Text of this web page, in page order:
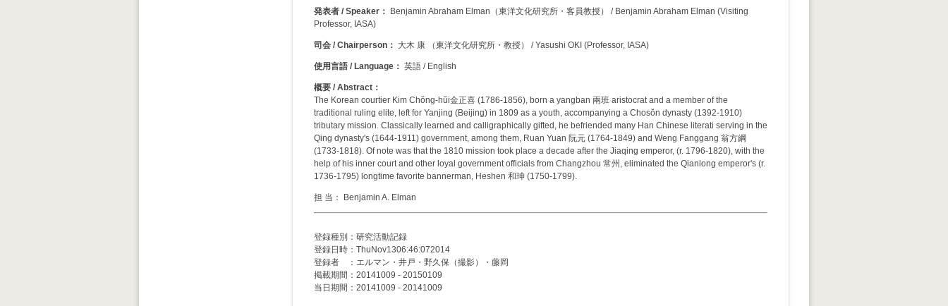
発表者 / Speaker：
Benjamin Abraham Elman（東洋文化研究所・客員教授） / Benjamin Abraham Elman (Visiting
Professor, IASA)
司会 / Chairperson： 大木 康 （東洋文化研究所・教授） / Yasushi OKI (Professor, IASA)
使用言語 / Language： 英語 / English
概要 / Abstract：
The Korean courtier Kim Chŏng-hŭi金正喜 (1786-1856), born a yangban 兩班 aristocrat and a member of the
traditional ruling elite, left for Yanjing (Beijing) in 1809 as a youth, accompanying a Chosŏn dynasty (1392-1910)
tributary mission. Classically learned and calligraphically gifted, he befriended many Han Chinese literati serving in the
Qing dynasty's (1644-1911) government, among them, Ruan Yuan 阮元 (1764-1849) and Weng Fanggang 翁方綱
(1733-1818). Of note was that the 1810 mission took place a decade after the Jiaqing emperor, (r. 1796-1820), with the
help of his inner court and other loyal government officials from Changzhou 常州, eliminated the Qianlong emperor's (r.
1736-1795) longtime favorite bannerman, Heshen 和珅 (1750-1799).
担 当： Benjamin A. Elman
登録種別：研究活動記録
登録日時：ThuNov1306:46:072014
登録者 ：エルマン・井戸・野久保（撮影）・藤岡
掲載期間：20141009 - 20150109
当日期間：20141009 - 20141009